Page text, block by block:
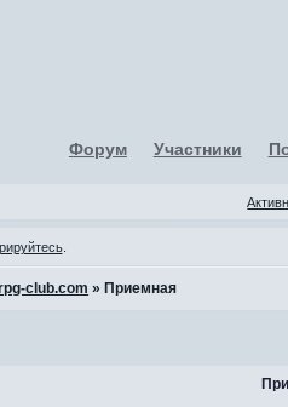
Форум Участники
.
club.com » Приемная